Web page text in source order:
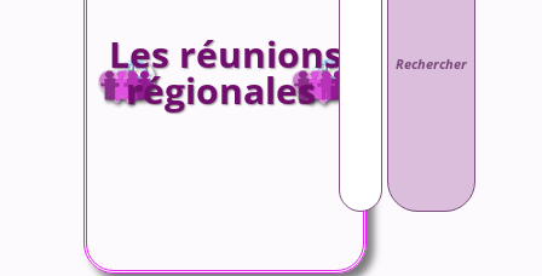
Les réunions
régionales